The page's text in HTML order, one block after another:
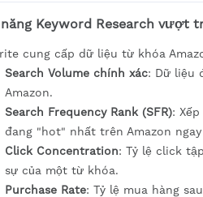
năng Keyword Research vượt
cung cấp dữ liệu từ khóa
Search Volume chính xác: Dữ liệu
Amazon.
Search Frequency Rank (SFR):
đang "hot" nhất trên Amazon
Click Concentration: Tỷ lệ click
sự của một từ khóa.
Purchase Rate: Tỷ lệ mua hàng